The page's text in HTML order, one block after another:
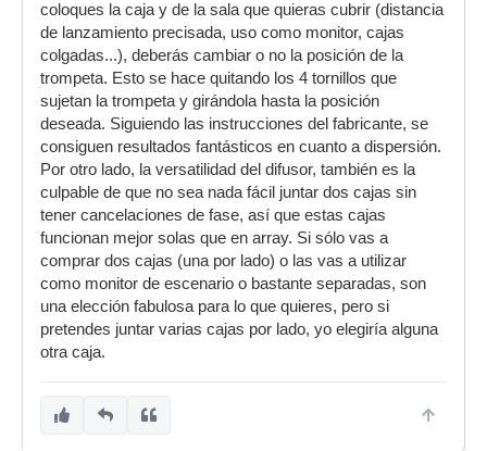
coloques la caja y de la sala que quieras cubrir (distancia
de lanzamiento precisada, uso como monitor, cajas
colgadas...), deberás cambiar o no la posición de la
trompeta. Esto se hace quitando los 4 tornillos que
sujetan la trompeta y girándola hasta la posición
deseada. Siguiendo las instrucciones del fabricante, se
consiguen resultados fantásticos en cuanto a dispersión.
Por otro lado, la versatilidad del difusor, también es la
culpable de que no sea nada fácil juntar dos cajas sin
tener cancelaciones de fase, así que estas cajas
funcionan mejor solas que en array. Si sólo vas a
comprar dos cajas (una por lado) o las vas a utilizar
como monitor de escenario o bastante separadas, son
una elección fabulosa para lo que quieres, pero si
pretendes juntar varias cajas por lado, yo elegiría alguna
otra caja.